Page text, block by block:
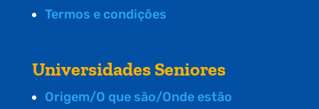
Termos e condições
Universidades Seniores
Origem/O que são/Onde estão